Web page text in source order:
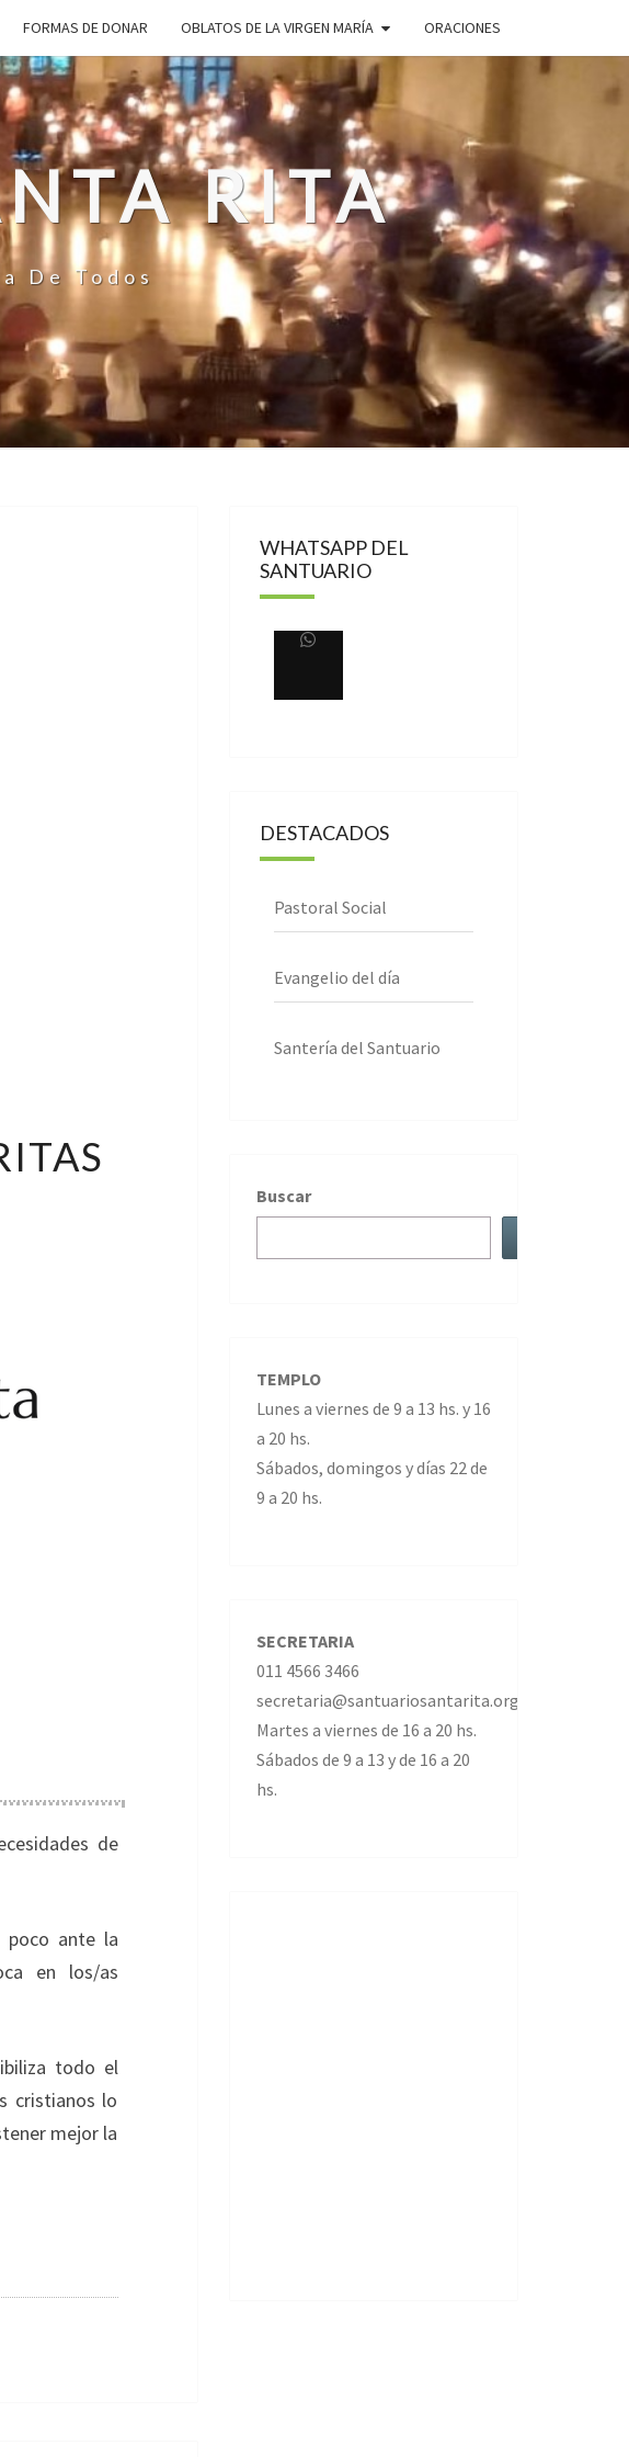
FORMAS DE DONAR OBLATOS DE LA VIRGEN MARÍA ORACIONES
RITA
De Todos
de
poco ante la
en los/as
todo el
cristianos lo
mejor la
WHATSAPP DEL
SANTUARIO
DESTACADOS
Pastoral Social
Evangelio del día
Santería del Santuario
Buscar
TEMPLO
Lunes a viernes de 9 a 13 hs. y 16
a 20 hs.
Sábados, domingos y días 22 de
9 a 20 hs.
SECRETARIA
011 4566 3466
secretaria@santuariosantarita.org.ar
Martes a viernes de 16 a 20 hs.
Sábados de 9 a 13 y de 16 a 20
hs.